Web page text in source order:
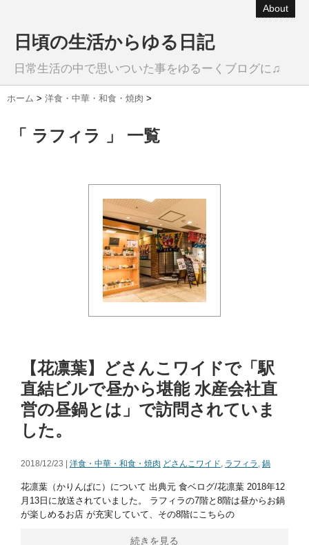
About
日頃の生活からゆる日記
日常生活の中で思いついた事をゆるーくブログに♫
ホーム > 洋食・中華・和食・焼肉 >
「 ラフィラ 」 一覧
【花凛葉】どさんこワイドで「駅
直結ビルで昼から堪能 水産会社直
営の昼鍋とは」で訪問されていま
した。
2018/12/23 | 洋食・中華・和食・焼肉 どさんこワイド, ラフィラ , 鍋
花凛葉（かりんぱに）について 出典元 食ベログ/花凛葉 2018年12
月13日に放送されていました。 ラフィラの7階と8階は昼からお鍋
が楽しめるお店 が充実していて、その8階にこちらの
続きを見る